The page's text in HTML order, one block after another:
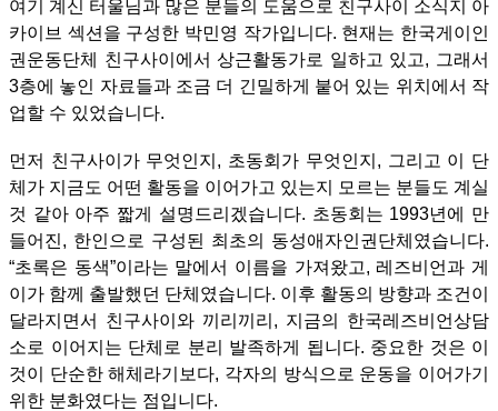
여기 계신 터울님과 많은 분들의 도움으로 친구사이 소식지 아
카이브 섹션을 구성한 박민영 작가입니다. 현재는 한국게이인
권운동단체 친구사이에서 상근활동가로 일하고 있고, 그래서
3층에 놓인 자료들과 조금 더 긴밀하게 붙어 있는 위치에서 작
업할 수 있었습니다.
먼저 친구사이가 무엇인지, 초동회가 무엇인지, 그리고 이 단
체가 지금도 어떤 활동을 이어가고 있는지 모르는 분들도 계실
것 같아 아주 짧게 설명드리겠습니다. 초동회는 1993년에 만
들어진, 한인으로 구성된 최초의 동성애자인권단체였습니다.
“초록은 동색”이라는 말에서 이름을 가져왔고, 레즈비언과 게
이가 함께 출발했던 단체였습니다. 이후 활동의 방향과 조건이
달라지면서 친구사이와 끼리끼리, 지금의 한국레즈비언상담
소로 이어지는 단체로 분리 발족하게 됩니다. 중요한 것은 이
것이 단순한 해체라기보다, 각자의 방식으로 운동을 이어가기
위한 분화였다는 점입니다.